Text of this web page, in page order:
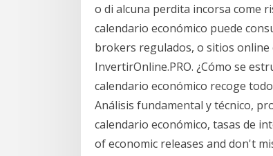
o di alcuna perdita incorsa come
calendario económico puede
brokers regulados, o sitios online
InvertirOnline.PRO. ¿Cómo se
calendario económico recoge
Análisis fundamental y técnico,
calendario económico, tasas de
of economic releases and don't